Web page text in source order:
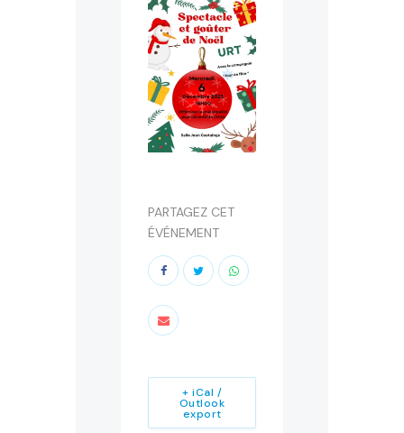
PARTAGEZ CET
ÉVÉNEMENT
+ iCal /
Outlook
export